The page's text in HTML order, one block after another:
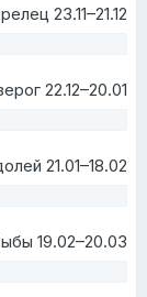
23.11–21.12
22.12–20.01
21.01–18.02
19.02–20.03